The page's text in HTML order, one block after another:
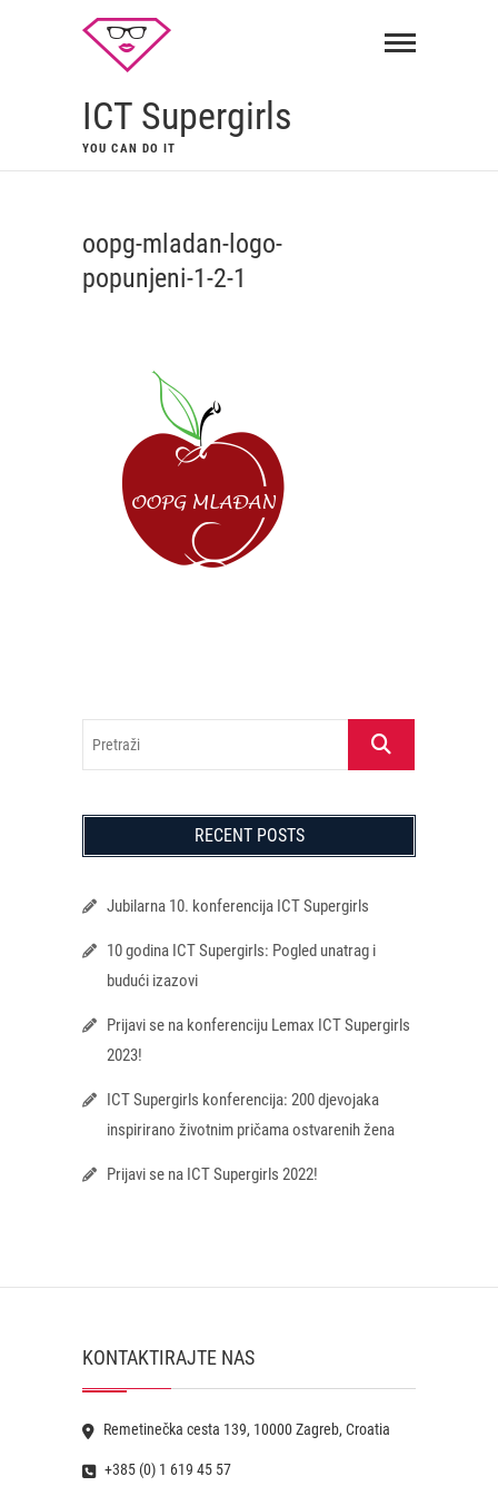
ICT Supergirls
YOU CAN DO IT
oopg-mladan-logo-
popunjeni-1-2-1
Pretraži
RECENT POSTS
Jubilarna 10. konferencija ICT Supergirls
10 godina ICT Supergirls: Pogled unatrag i
budući izazovi
Prijavi se na konferenciju Lemax ICT Supergirls
2023!
ICT Supergirls konferencija: 200 djevojaka
inspirirano životnim pričama ostvarenih žena
Prijavi se na ICT Supergirls 2022!
KONTAKTIRAJTE NAS
Remetinečka cesta 139, 10000 Zagreb, Croatia
+385 (0) 1 619 45 57